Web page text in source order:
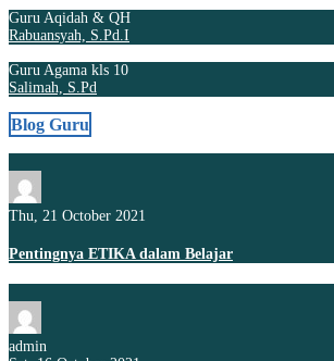
Guru Aqidah & QH
Rabuansyah, S.Pd.I
Guru Agama kls 10
Salimah, S.Pd
Blog Guru
Thu, 21 October 2021
Pentingnya ETIKA dalam Belajar
admin